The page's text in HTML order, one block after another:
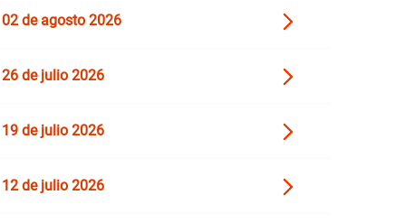
02 de agosto 2026
26 de julio 2026
19 de julio 2026
12 de julio 2026